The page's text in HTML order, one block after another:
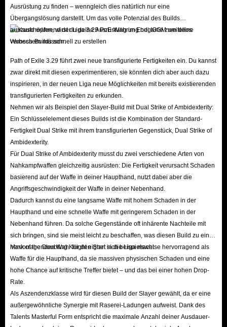
Ausrüstung zu finden – wenngleich dies natürlich nur eine
Übergangslösung darstellt. Um das volle Potenzial des Builds
auszuschöpfen, wirst du deine Ausrüstung im Endgame zweifellos
verbessern müssen.
Path of Exile 3.29 führt zwei neue transfigurierte Fertigkeiten ein. Du kannst
zwar direkt mit diesen experimentieren, sie könnten dich aber auch dazu
inspirieren, in der neuen Liga neue Möglichkeiten mit bereits existierenden
transfigurierten Fertigkeiten zu erkunden.
Nehmen wir als Beispiel den Slayer-Build mit Dual Strike of Ambidexterity:
Ein Schlüsselelement dieses Builds ist die Kombination der Standard-
Fertigkeit Dual Strike mit ihrem transfigurierten Gegenstück, Dual Strike of
Ambidexterity.
Für Dual Strike of Ambidexterity musst du zwei verschiedene Arten von
Nahkampfwaffen gleichzeitig ausrüsten: Die Fertigkeit verursacht Schaden
basierend auf der Waffe in deiner Haupthand, nutzt dabei aber die
Angriffsgeschwindigkeit der Waffe in deiner Nebenhand.
Dadurch kannst du eine langsame Waffe mit hohem Schaden in der
Haupthand und eine schnelle Waffe mit geringerem Schaden in der
Nebenhand führen. Da solche Gegenstände oft inhärente Nachteile mit
sich bringen, sind sie meist leicht zu beschaffen, was diesen Build zu einer
hervorragenden Wahl für den Start in die Liga macht.
Mark of the Doubting Knight eignet sich beispielsweise hervorragend als
Waffe für die Haupthand, da sie massiven physischen Schaden und eine
hohe Chance auf kritische Treffer bietet – und das bei einer hohen Drop-
Rate.
Als Aszendenzklasse wird für diesen Build der Slayer gewählt, da er eine
außergewöhnliche Synergie mit Raserei-Ladungen aufweist. Dank des
Talents Masterful Form entspricht die maximale Anzahl deiner Ausdauer-